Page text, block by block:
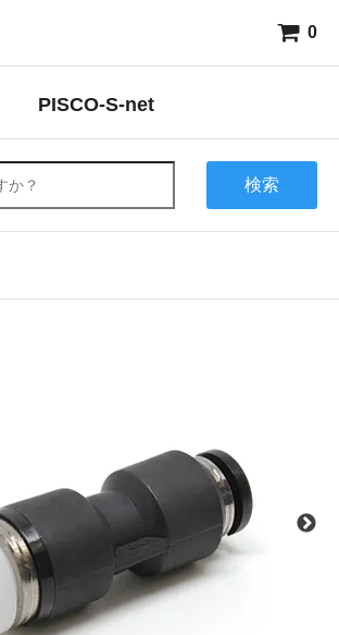
0
PISCO-S-net
検索